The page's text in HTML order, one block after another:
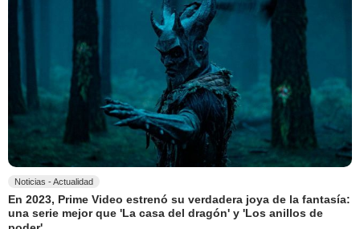
Noticias - Actualidad
En 2023, Prime Video estrenó su verdadera joya de la fantasía:
una serie mejor que 'La casa del dragón' y 'Los anillos de